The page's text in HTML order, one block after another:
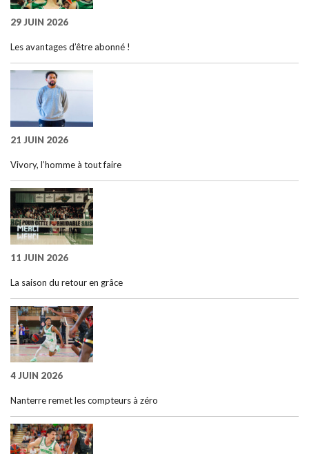
29 JUIN 2026
Les avantages d’être abonné !
21 JUIN 2026
Vivory, l’homme à tout faire
11 JUIN 2026
La saison du retour en grâce
4 JUIN 2026
Nanterre remet les compteurs à zéro